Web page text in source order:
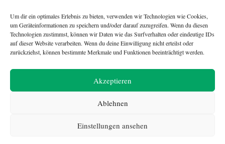
Um dir ein optimales Erlebnis zu bieten, verwenden wir Technologien wie Cookies,
um Geräteinformationen zu speichern und/oder darauf zuzugreifen. Wenn du diesen
Technologien zustimmst, können wir Daten wie das Surfverhalten oder eindeutige IDs
auf dieser Website verarbeiten. Wenn du deine Einwilligung nicht erteilst oder
zurückziehst, können bestimmte Merkmale und Funktionen beeinträchtigt werden.
Akzeptieren
Ablehnen
Einstellungen ansehen
Abschlussprüfer werden
Finanzielle Vorsorge für den Ernstfall: Was Familien über die
Risikolebensversicherung wissen sollten
| Angetrieben von